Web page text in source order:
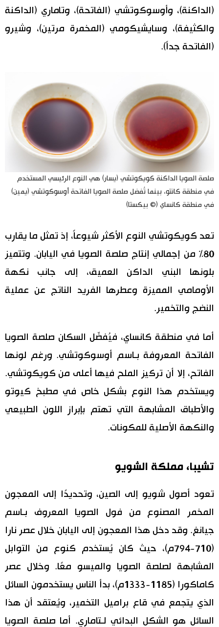
(الداكنة)، وأوسوكوتشي (الفاتحة)، وتاماري (الداكنة
والكثيفة)، وسايشيكومي (المخمرة مرتين)، وشيرو
(الفاتحة جداً).
صلصة الصويا الداكنة كويكوتشي (يسار) هي النوع الرئيسي المستخدم
في منطقة كانتو، بينما تُفضل صلصة الصويا الفاتحة أوسوكوتشي (يمين)
في منطقة كانساي (© بيكستا)
تعد كويكوتشي النوع الأكثر شيوعاً، إذ تمثل ما يقارب
80% من إجمالي إنتاج صلصة الصويا في اليابان. وتتميز
بلونها البني الداكن العميق، إلى جانب نكهة
الأومامي المميزة وعطرها الفريد الناتج عن عملية
النضج والتخمير.
أما في منطقة كانساي، فيُفضّل السكان صلصة الصويا
الفاتحة المعروفة بـاسم أوسوكوتشي. ورغم لونها
الفاتح، إلا أن تركيز الملح فيها أعلى من كويكوتشي.
ويستخدم هذا النوع بشكل خاص في مطبخ كيوتو
والأطباق المشابهة التي تهتم بإبراز اللون الطبيعي
والنكهة الأصلية للمكونات.
تشيبا، مملكة الشويو
تعود أصول شويو إلى الصين، وتحديدًا إلى المعجون
المخمر المصنوع من فول الصويا المعروف بـاسم
جيانغ. وقد دخل هذا المعجون إلى اليابان خلال عصر نارا
(710-794م)، حيث كان يُستخدم كنوع من التوابل
المشابهة لصلصة الصويا والميسو معًا. وخلال عصر
كاماكورا (1185-1333م)، بدأ الناس يستخدمون السائل
الذي يتجمع في قاع براميل التخمير، ويُعتقد أن هذا
السائل هو الشكل البدائي لـتاماري. أما صلصة الصويا